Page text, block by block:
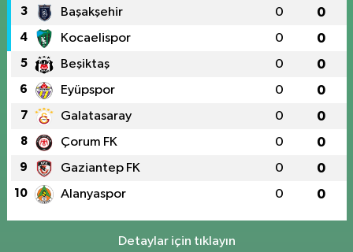
3 Başakşehir 0 0
4 Kocaelispor 0 0
5 Beşiktaş 0 0
6 Eyüpspor 0 0
7 Galatasaray 0 0
8 Çorum FK 0 0
9 Gaziantep FK 0 0
10 Alanyaspor 0 0
Detaylar için tıklayın